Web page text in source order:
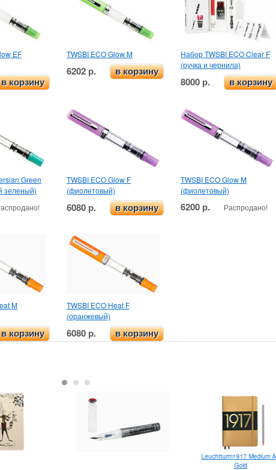
EF
в корзину
TWSBI ECO Glow M
6202 р. в корзину
Набор TWSBI ECO Clear F
(ручка и чернила)
8000 р. в корзину
Green
зеленый)
TWSBI ECO Glow F
(фиолетовый)
6080 р. в корзину
TWSBI ECO Glow M
(фиолетовый)
6200 р. Распродано!
M
в корзину
TWSBI ECO Heat F
(оранжевый)
6080 р. в корзину
Leuchtturm1917 Medium
Gold